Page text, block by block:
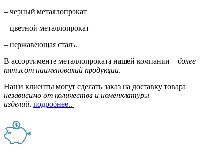
– черный металлопрокат
– цветной металлопрокат
– нержавеющая сталь.
В ассортименте металлопроката нашей компании – более
пятисот наименований продукции.
Наши клиенты могут сделать заказ на доставку товара
независимо от количества и номенклатуры
изделий. подробнее...